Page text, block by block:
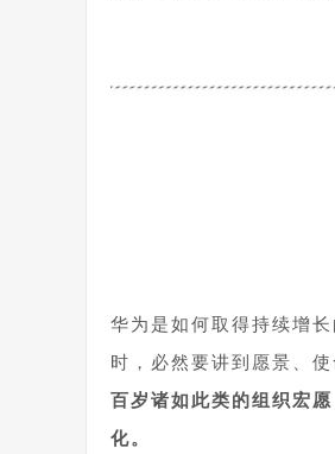
华为是如何取得持续增
时，必然要讲到愿景、
百岁诸如此类的组织宏
化。